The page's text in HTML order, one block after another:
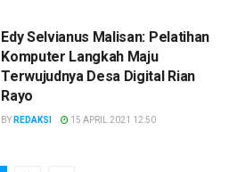
Edy Selvianus Malisan: Pelatihan
Komputer Langkah Maju
Terwujudnya Desa Digital Rian
Rayo
BY REDAKSI 15 APRIL 2021 12:50